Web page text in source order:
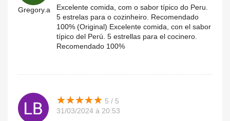
Gregory.a
Excelente comida, com o sabor típico do Peru.
5 estrelas para o cozinheiro. Recomendado
100% (Original) Excelente comida, con el sabor
típico del Perú. 5 estrellas para el cocinero.
Recomendado 100%
★★★★★
★★★★★ 5 / 5
31/03/2024 à 20:53